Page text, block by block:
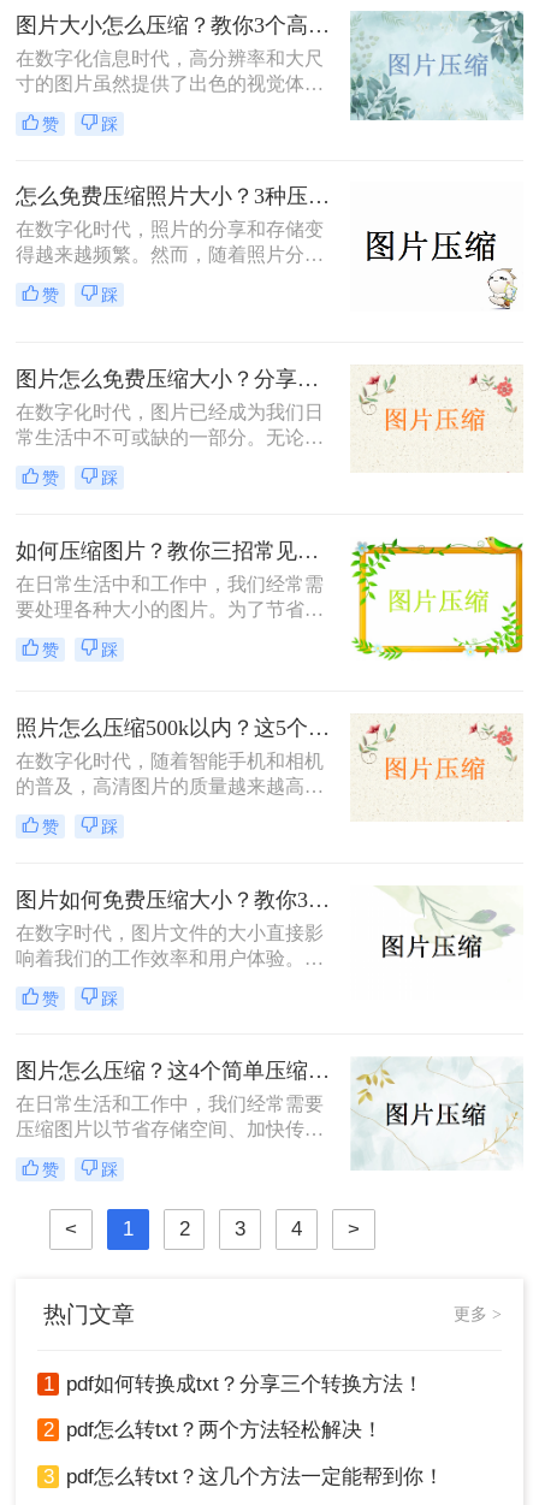
进行图片压缩呢？本文将为您介绍四
种实用的图片压缩方法。
图片大小怎么压缩？教你3个高效压缩方法！
在数字化信息时代，高分辨率和大尺
寸的图片虽然提供了出色的视觉体
验，但也带来了存储空间占用过多、
网页加载速度慢以及文件传输效率低
图片大小压缩的方法变得尤为重要。
那么图片大小怎么压缩呢？本文将介
绍三种实用且高效的图片压缩方法。
赞 踩
怎么免费压缩照片大小？3种压缩方法推荐！
在数字化时代，照片的分享和存储变
得越来越频繁。然而，随着照片分辨
率的提高，文件大小也随之增加，这
不仅占据了大量存储空间，还在上传
能节省存储空间又能保证照片质量，
成为了一项重要的技能。本文将介绍
三种实用且高效的免费照片压缩方
项。
赞 踩
图片怎么免费压缩大小？分享三种高效压缩方法！
在数字化时代，图片已经成为我们日
常生活中不可或缺的一部分。无论是
社交媒体的分享、网站的建设，还是
个人的照片保存，图片的使用频率都
片数量不断增加，图片的大小也在不
断膨胀，导致存储空间不足、上传速
度慢以及加载时间延长等一系列问
题。因此，掌握图片怎么免费压缩大
小，既能节省存储空间又能保证图片
质量，成为了一项重要的技能。本文
缩方法。
赞 踩
如何压缩图片？教你三招常见压缩方法！
在日常生活中和工作中，我们经常需
要处理各种大小的图片。为了节省存
储空间、加快文件传输速度或优化网
页加载性能，压缩图片成为了一项必
赞 踩
照片怎么压缩500k以内？这5个压缩方法推荐给你！
在数字化时代，随着智能手机和相机
的普及，高清图片的质量越来越高，
但这也导致了单张图片的文件大小动
辄数兆字节（MB），给存储、传输
件附件限制、社交媒体上传要求或网
页加载速度优化的需求，将照片压缩
至500K以内成为了许多用户迫切需要
掌握的一项技能。那么照片怎么压缩
500k以内呢？本文将详细介绍五种简
单易行的照片压缩方法，帮助您轻松
赞 踩
图片如何免费压缩大小？教你3个压缩图片的好方法！
在数字时代，图片文件的大小直接影
响着我们的工作效率和用户体验。无
论是为了加快网页加载速度、适应特
定平台的上传要求还是节省存储空
项非常重要的技能。本文将介绍三种
广泛使用的图片压缩方法。
赞 踩
图片怎么压缩？这4个简单压缩方法用起来！
在日常生活和工作中，我们经常需要
压缩图片以节省存储空间、加快传输
速度或满足特定的上传要求。那么图
片怎么压缩呢？本文将介绍四种图片
压缩方法，帮助您更好地进行图片压
赞 踩
< 1 2 3 4 >
热门文章 更多 >
1 pdf如何转换成txt？分享三个转换方法！
2 pdf怎么转txt？两个方法轻松解决！
3 pdf怎么转txt？这几个方法一定能帮到你！